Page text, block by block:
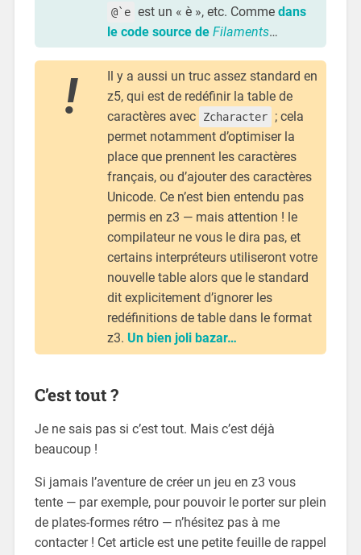
@`e est un « è », etc. Comme dans
le code source de Filaments…
Il y a aussi un truc assez standard en
z5, qui est de redéfinir la table de
caractères avec
Zcharacter
; cela
permet notamment d’optimiser la
place que prennent les caractères
français, ou d’ajouter des caractères
Unicode. Ce n’est bien entendu pas
permis en z3 — mais attention ! le
compilateur ne vous le dira pas, et
certains interpréteurs utiliseront votre
nouvelle table alors que le standard
dit explicitement d’ignorer les
redéfinitions de table dans le format
z3. Un bien joli bazar…
C’est tout ?
Je ne sais pas si c’est tout. Mais c’est déjà
beaucoup !
Si jamais l’aventure de créer un jeu en z3 vous
tente — par exemple, pour pouvoir le porter sur plein
de plates-formes rétro — n’hésitez pas à me
contacter ! Cet article est une petite feuille de rappel